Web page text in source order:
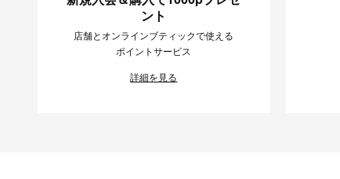
ント
店舗とオンラインブティックで使える
ポイントサービス
詳細を見る